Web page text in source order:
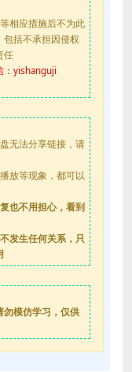
相应措施后不为此
括不承担因侵权
任
：yishanguji
无法分享链接，请
放等现象，都可以
也不用担心，看到
发生任何关系，只
勿模仿学习，仅供